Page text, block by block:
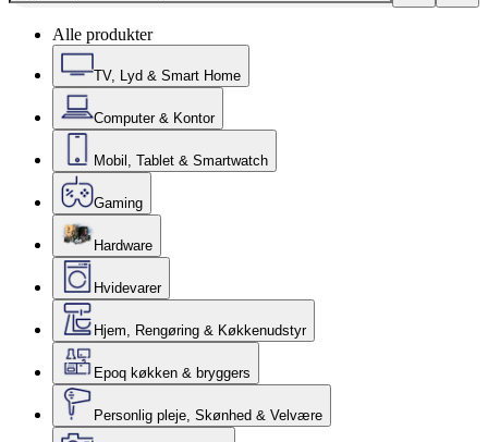
Alle produkter
TV, Lyd & Smart Home
Computer & Kontor
Mobil, Tablet & Smartwatch
Gaming
Hardware
Hvidevarer
Hjem, Rengøring & Køkkenudstyr
Epoq køkken & bryggers
Personlig pleje, Skønhed & Velvære